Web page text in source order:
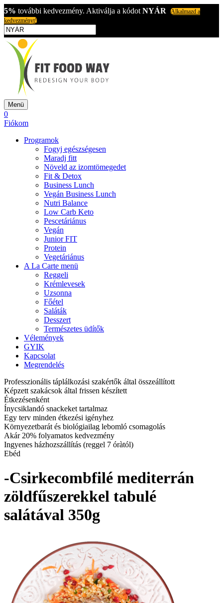
5% további kedvezmény. Aktiválja a kódot NYÁR
Alkalmazd a
kedvezményt!
Menü
0
Fiókom
Programok
Fogyj egészségesen
Maradj fitt
Növeld az izomtömegedet
Fit & Detox
Business Lunch
Vegán Business Lunch
Nutri Balance
Low Carb Keto
Pescetáriánus
Vegán
Junior FIT
Protein
Vegetáriánus
A La Carte menü
Reggeli
Krémlevesek
Uzsonna
Főétel
Saláták
Desszert
Természetes üdítők
Vélemények
GYIK
Kapcsolat
Megrendelés
Professzionális táplálkozási szakértők által összeállított
Képzett szakácsok által frissen készített
Étkezésenként
Ínycsiklandó snackeket tartalmaz
Egy terv minden étkezési igényhez
Környezetbarát és biológiailag lebomló csomagolás
Akár 20% folyamatos kedvezmény
Ingyenes házhozszállítás (reggel 7 óràtól)
Ebéd
-Csirkecombfilé mediterrán
zöldfűszerekkel tabulé
salátával 350g